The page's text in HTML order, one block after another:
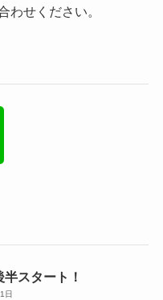
わせください。
スタート！
日